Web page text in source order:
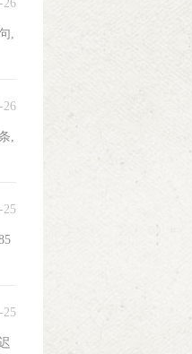
26
,
26
,
25
25